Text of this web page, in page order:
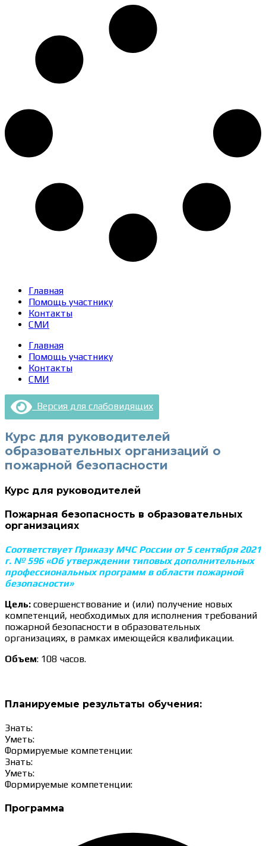
Главная
Помощь участнику
Контакты
СМИ
Главная
Помощь участнику
Контакты
СМИ
Версия для слабовидящих
Курс для руководителей
образовательных организаций о
пожарной безопасности
Курс для руководителей
Пожарная безопасность в образовательных
организациях
Соответствует Приказу МЧС России от 5 сентября 2021
г. № 596 «Об утверждении типовых дополнительных
профессиональных программ в области пожарной
безопасности»
Цель: совершенствование и (или) получение новых
компетенций, необходимых для исполнения требований
пожарной безопасности в образовательных
организациях, в рамках имеющейся квалификации.
Объем: 108 часов.
Планируемые результаты обучения:
Знать:
Уметь:
Формируемые компетенции:
Знать:
Уметь:
Формируемые компетенции:
Программа